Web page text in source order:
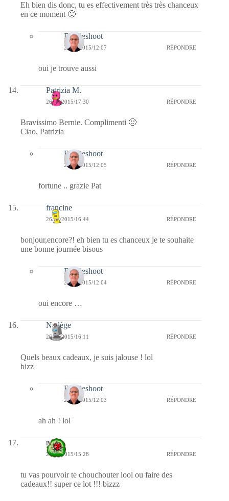
Eh bien dis donc, tu es effectivement très très chanceux
en ce moment 🙂
Bernieshoot
27/01/2015/12:07 RÉPONDRE
oui je trouve aussi
Patrizia M.
26/01/2015/17:30 RÉPONDRE
Bravissimo Bernie. Complimenti 🙂
Ciao, Patrizia
Bernieshoot
27/01/2015/12:05 RÉPONDRE
fortune .. grazie Pat
francine
26/01/2015/16:44 RÉPONDRE
bonjour,encore?! eh bien tu es chanceux je te souhaite
une bonne journée bisous
Bernieshoot
27/01/2015/12:04 RÉPONDRE
oui encore …
Nadège
26/01/2015/16:11 RÉPONDRE
Quels beaux cadeaux, je suis jalouse ! lol
bizz
Bernieshoot
27/01/2015/12:03 RÉPONDRE
ah ah ! lol
nessa
26/01/2015/15:28 RÉPONDRE
tu vas pourvoir te chouchouter lool ou faire des
cadeaux!! super ce lot !!! bizzz